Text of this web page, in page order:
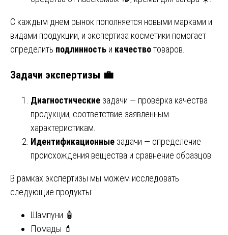
С каждым днем рынок пополняется новыми марками и
видами продукции, и экспертиза косметики помогает
определить подлинность и качествотоваров.
Задачи экспертизы 💼
Диагностические задачи — проверка качества
продукции, соответствие заявленным
характеристикам.
Идентификационные задачи — определение
происхождения вещества и сравнение образцов.
В рамках экспертизы мы можем исследовать
следующие продукты:
Шампуни 🧴
Помады 💄